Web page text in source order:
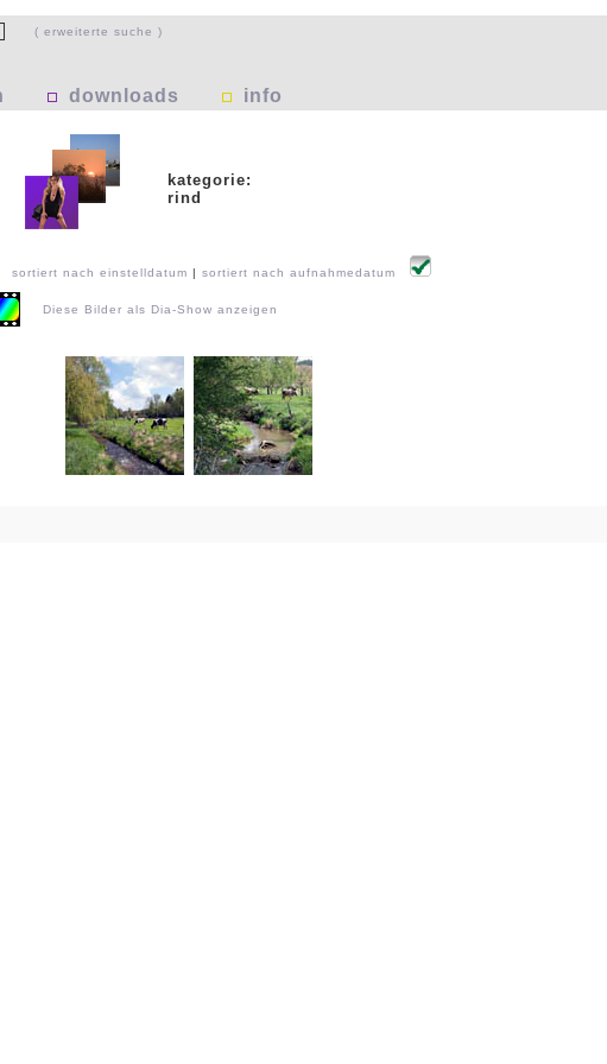
( erweiterte suche )
downloads info
kategorie:
rind
nach einstelldatum | sortiert nach aufnahmedatum
Diese Bilder als Dia-Show anzeigen